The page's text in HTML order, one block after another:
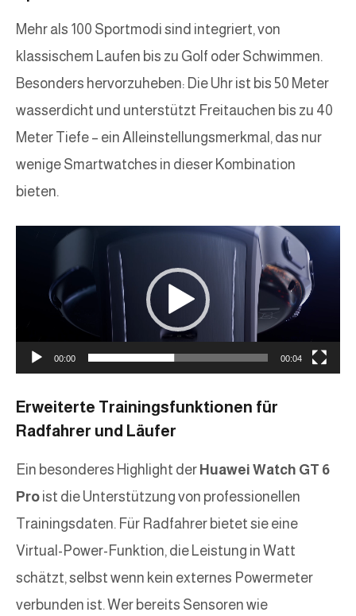
Mehr als 100 Sportmodi sind integriert, von
klassischem Laufen bis zu Golf oder Schwimmen.
Besonders hervorzuheben: Die Uhr ist bis 50 Meter
wasserdicht und unterstützt Freitauchen bis zu 40
Meter Tiefe – ein Alleinstellungsmerkmal, das nur
wenige Smartwatches in dieser Kombination
bieten.
o
-
P
l
00:00 00:04
Erweiterte Trainingsfunktionen für
Radfahrer und Läufer
Ein besonderes Highlight der Huawei Watch GT 6
Pro ist die Unterstützung von professionellen
Trainingsdaten. Für Radfahrer bietet sie eine
Virtual-Power-Funktion, die Leistung in Watt
schätzt, selbst wenn kein externes Powermeter
verbunden ist. Wer bereits Sensoren wie